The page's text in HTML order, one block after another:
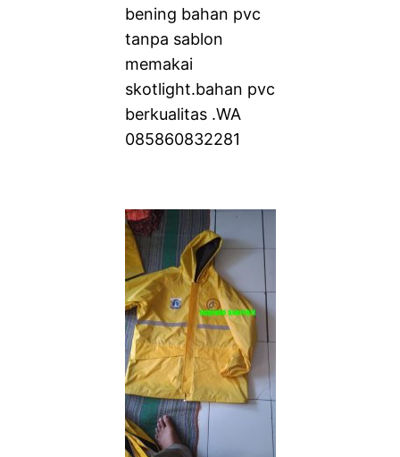
bening bahan pvc
tanpa sablon
memakai
skotlight.bahan pvc
berkualitas .WA
085860832281